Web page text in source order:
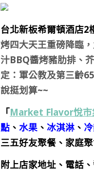
台北新板希爾頓酒店2
烤四大天王重磅降臨
汁BBQ醬烤豬肋排、
定：軍公教及第三齡
說挺划算~~
「Market Flavor悅市
點 、 水果 、 冰淇淋 、
三五好友聚餐、家庭
附上店家地址、電話